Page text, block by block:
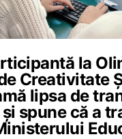
la
Creativitate
lipsa de
spune că a